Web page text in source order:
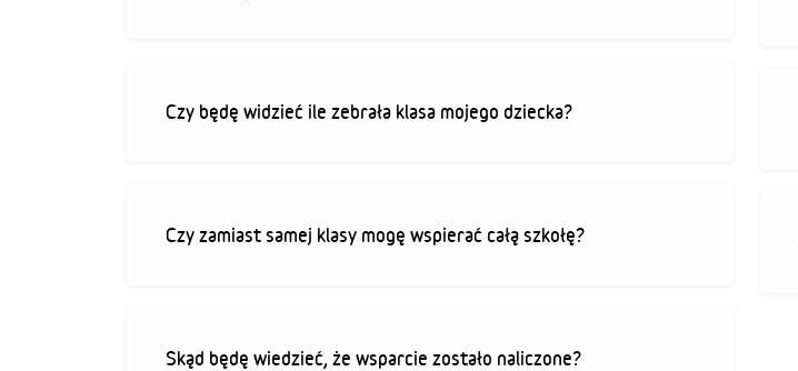
Czy będę widzieć ile zebrała klasa mojego dziecka?
Czy zamiast samej klasy mogę wspierać całą szkołę?
Skąd będę wiedzieć, że wsparcie zostało naliczone?